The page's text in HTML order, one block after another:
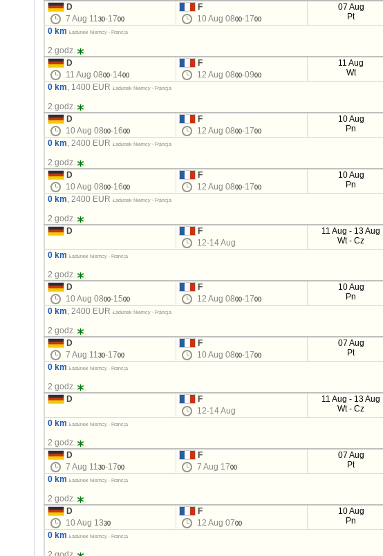
D
7 Aug 1130-1700
F
10 Aug 0800-1700
07 Aug
Pt
0 km Ładunek Niemcy - Francja
2 godz.
D
11 Aug 0800-1400
F
12 Aug 0800-0900
11 Aug
Wt
0 km, 1400 EUR Ładunek Niemcy - Francja
2 godz.
D
10 Aug 0800-1600
F
12 Aug 0800-1700
10 Aug
Pn
0 km, 2400 EUR Ładunek Niemcy - Francja
2 godz.
D
10 Aug 0800-1600
F
12 Aug 0800-1700
10 Aug
Pn
0 km, 2400 EUR Ładunek Niemcy - Francja
2 godz.
D
F
12-14 Aug
11 Aug - 13 Aug
Wt - Cz
0 km Ładunek Niemcy - Francja
2 godz.
D
10 Aug 0800-1500
F
12 Aug 0800-1700
10 Aug
Pn
0 km, 2400 EUR Ładunek Niemcy - Francja
2 godz.
D
7 Aug 1130-1700
F
10 Aug 0800-1700
07 Aug
Pt
0 km Ładunek Niemcy - Francja
2 godz.
D
F
12-14 Aug
11 Aug - 13 Aug
Wt - Cz
0 km Ładunek Niemcy - Francja
2 godz.
D
7 Aug 1130-1700
F
7 Aug 1700
07 Aug
Pt
0 km Ładunek Niemcy - Francja
2 godz.
D
10 Aug 1330
F
12 Aug 0700
10 Aug
Pn
0 km Ładunek Niemcy - Francja